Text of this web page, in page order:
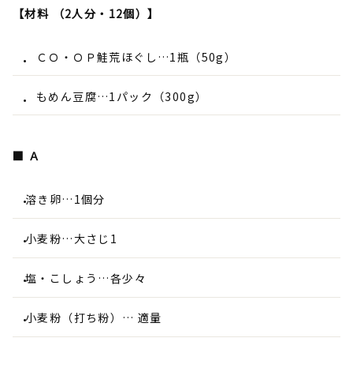
【材料 （2人分・12個）】
ＣＯ・ＯＰ鮭荒ほぐし…1瓶（50g）
もめん豆腐…1パック（300g）
■ Ａ
溶き卵…1個分
小麦粉…大さじ1
塩・こしょう…各少々
小麦粉（打ち粉）… 適量